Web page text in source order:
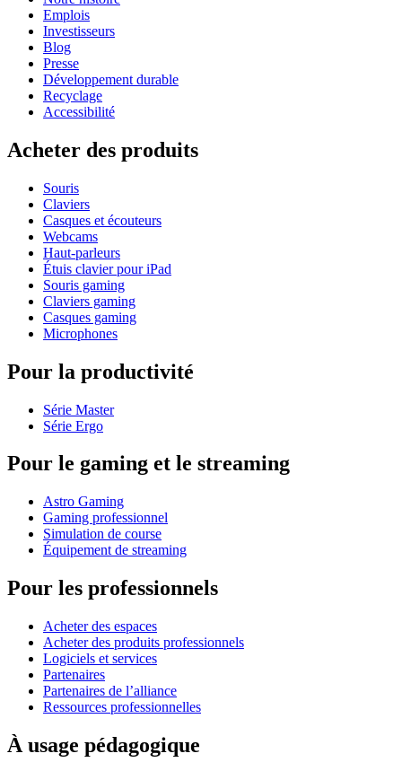
Emplois
Investisseurs
Blog
Presse
Développement durable
Recyclage
Accessibilité
Acheter des produits
Souris
Claviers
Casques et écouteurs
Webcams
Haut-parleurs
Étuis clavier pour iPad
Souris gaming
Claviers gaming
Casques gaming
Microphones
Pour la productivité
Série Master
Série Ergo
Pour le gaming et le streaming
Astro Gaming
Gaming professionnel
Simulation de course
Équipement de streaming
Pour les professionnels
Acheter des espaces
Acheter des produits professionnels
Logiciels et services
Partenaires
Partenaires de l’alliance
Ressources professionnelles
À usage pédagogique